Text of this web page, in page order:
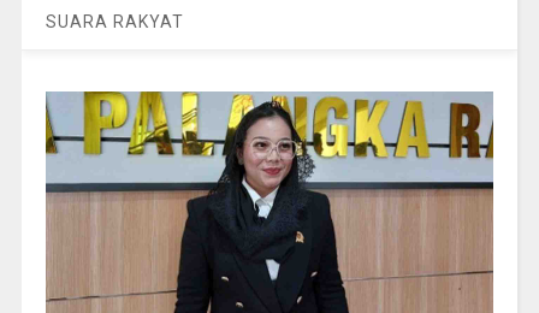
SUARA RAKYAT